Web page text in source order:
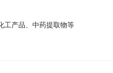
工产品、中药提取物等